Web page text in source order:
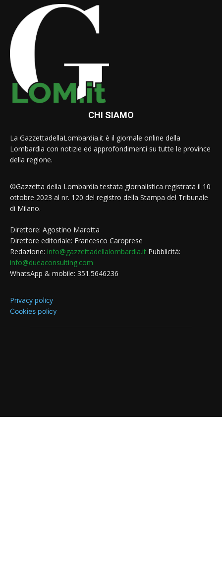
CHI SIAMO
La GazzettadellaLombardia.it è il giornale online della
Lombardia con notizie ed approfondimenti su tutte le province
della regione.
©Gazzetta della Lombardia testata giornalistica registrata il 10
ottobre 2023 al nr. 120 del registro della Stampa del Tribunale
di Milano.
Direttore: Agostino Marotta
Direttore editoriale: Francesco Caroprese
Redazione: info@gazzettadellalombardia.it Pubblicità:
info@dueaconsulting.com
WhatsApp & mobile: 351.5646236
Privacy policy
Cookies policy